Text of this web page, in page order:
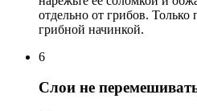
отдельно от грибов. Только
грибной начинкой.
6
Слои не